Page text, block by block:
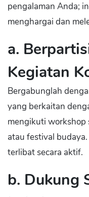
pengalaman Anda;
menghargai dan
a.
Kegiatan
Bergabunglah
yang berkaitan
mengikuti workshop
atau festival
terlibat secara aktif.
b. Dukung